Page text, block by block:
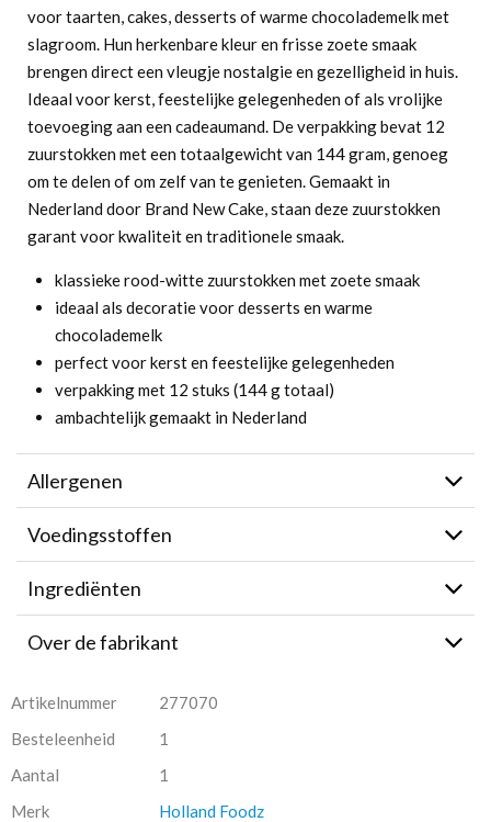
voor taarten, cakes, desserts of warme chocolademelk met
slagroom. Hun herkenbare kleur en frisse zoete smaak
brengen direct een vleugje nostalgie en gezelligheid in huis.
Ideaal voor kerst, feestelijke gelegenheden of als vrolijke
toevoeging aan een cadeaumand. De verpakking bevat 12
zuurstokken met een totaalgewicht van 144 gram, genoeg
om te delen of om zelf van te genieten. Gemaakt in
Nederland door Brand New Cake, staan deze zuurstokken
garant voor kwaliteit en traditionele smaak.
klassieke rood-witte zuurstokken met zoete smaak
ideaal als decoratie voor desserts en warme
chocolademelk
perfect voor kerst en feestelijke gelegenheden
verpakking met 12 stuks (144 g totaal)
ambachtelijk gemaakt in Nederland
Allergenen
Voedingsstoffen
Ingrediënten
Over de fabrikant
Artikelnummer
277070
Besteleenheid
1
Aantal
1
Merk
Holland Foodz